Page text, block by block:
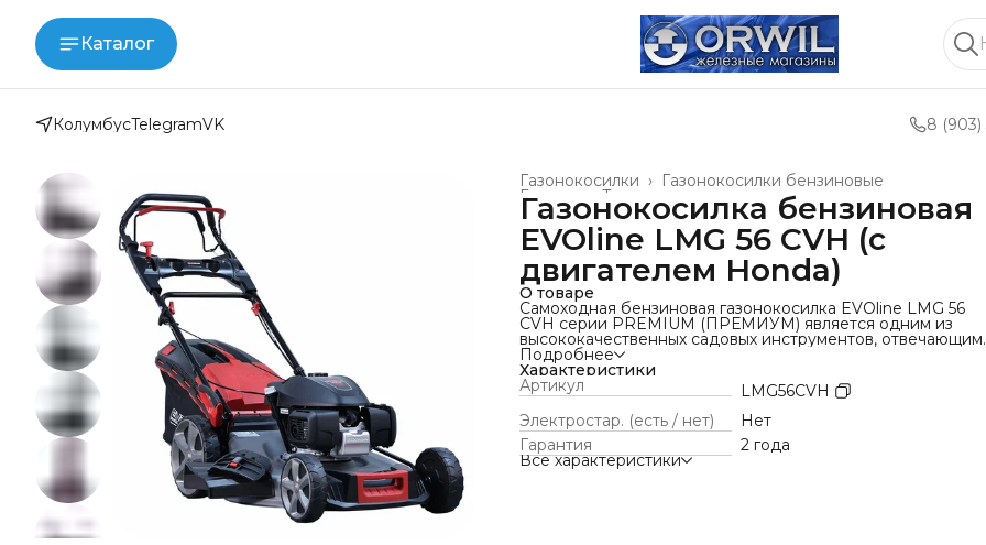
Каталог
КолумбусTelegramVK 8 (903)
Газонокосилки бензиновые
Газонокосилки ›
Техника для леса, сада, парка
Главная
Газонокосилка бензиновая
EVOline LMG 56 CVH (с
двигателем Honda)
О товаре
Самоходная бензиновая газонокосилка EVOline LMG 56
CVH серии PREMIUM (ПРЕМИУМ) является одним из
высококачественных садовых инструментов, отвечающим
самым изощренным требованиям среди пользователей.
Данная модель оснащена одноцилиндровым двигателем
Honda GCV200 рабочим объемом 201 куб.см, с самыми
выдающимися эксплуатационными характеристиками и
высокой степенью производительности.
ПРЕИМУЩЕСТВА
✓ Бензиновый двигатель Honda GCV200 (201 куб. см,
мощность* 6,5 л.с.);
Подробнее
Характеристики
Артикул
LMG56CVH
Электростар. (есть / нет)
Нет
Гарантия
2 года
Все характеристики